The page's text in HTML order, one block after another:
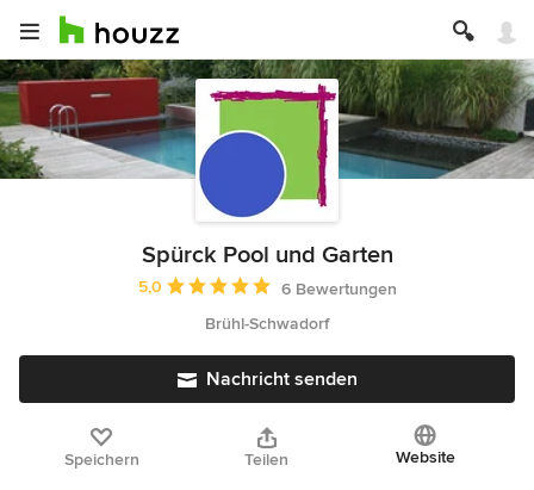
Spürck Pool und Garten
Durchschnittliche Bewertung: 5 von 5 Sternen
5,0
6 Bewertungen
Brühl-Schwadorf
Nachricht senden
Speichern Teilen Website